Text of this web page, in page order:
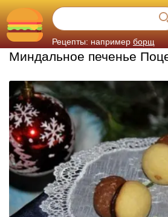
Рецепты: например борщ
Миндальное печенье